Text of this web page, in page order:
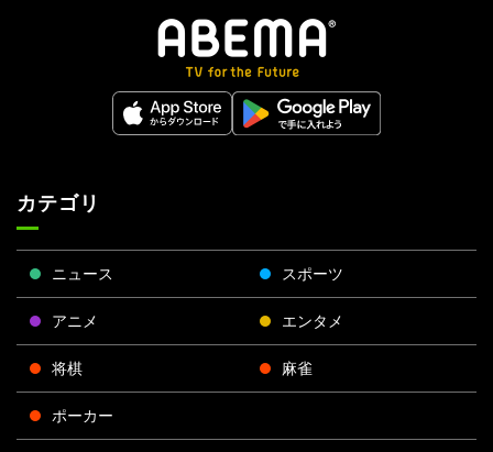
カテゴリ
ニュース スポーツ
アニメ エンタメ
将棋 麻雀
ポーカー